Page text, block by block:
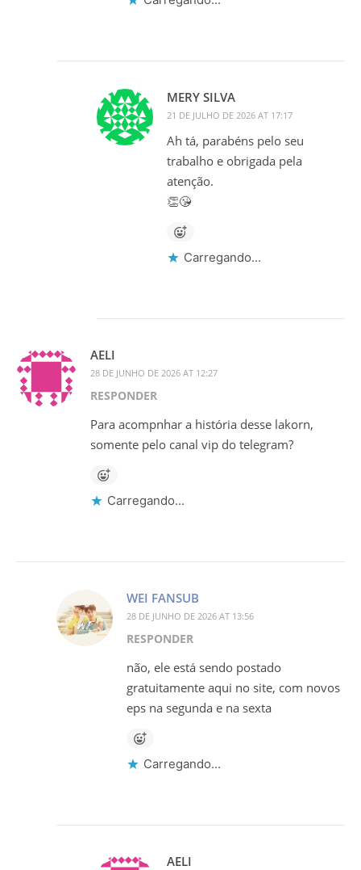
MERY SILVA
21 DE JULHO DE 2026 AT 17:17
Ah tá, parabéns pelo seu
trabalho e obrigada pela
atenção.
👏😘
Carregando...
AELI
28 DE JUNHO DE 2026 AT 12:27
RESPONDER
Para acompnhar a história desse lakorn,
somente pelo canal vip do telegram?
Carregando...
WEI FANSUB
28 DE JUNHO DE 2026 AT 13:56
RESPONDER
não, ele está sendo postado
gratuitamente aqui no site, com novos
eps na segunda e na sexta
Carregando...
AELI